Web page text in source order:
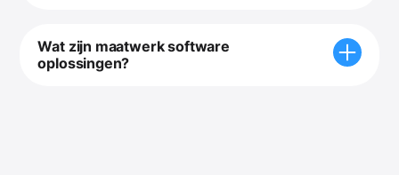
unieke functionaliteit.
voordelen zoals verbeterde efficiëntie, naadloze
integratie met bestaande systemen, verhoogde
Wat zijn maatwerk software
oplossingen?